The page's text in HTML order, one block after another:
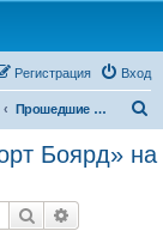
Вход
Регистрация
Прошедшие турниры
и
Боярд» на
Поиск